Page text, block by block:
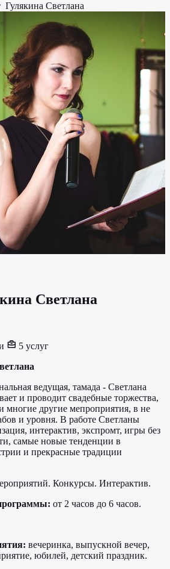
Гулякина Светлана
Светлана
5 услуг
ведущая, тамада - Светлана
и проводит свадебные торжества,
многие другие мепроприятия, в не
и уровня. В работе Светланы
интерактив, экспромт, игры без
самые новые тенденции в
и прекрасные традиции
Конкурсы. Интерактив.
от 2 часов до 6 часов.
вечеринка, выпускной вечер,
юбилей, детский праздник.